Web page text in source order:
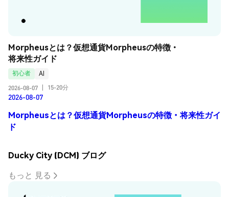
Morpheusとは？仮想通貨Morpheusの特徴・
将来性ガイド
初心者
AI
2026-08-07
15-20分
2026-08-07
Morpheusとは？仮想通貨Morpheusの特徴・将来性ガイ
ド
Ducky City (DCM) ブログ
もっと 見る